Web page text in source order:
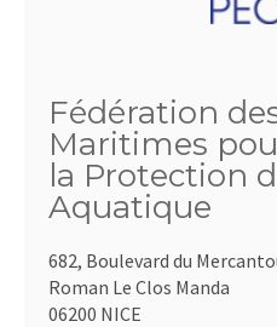
Fédération
Maritimes
la Protection
Aquatique
682, Boulevard du
Roman Le Clos Manda
06200 NICE